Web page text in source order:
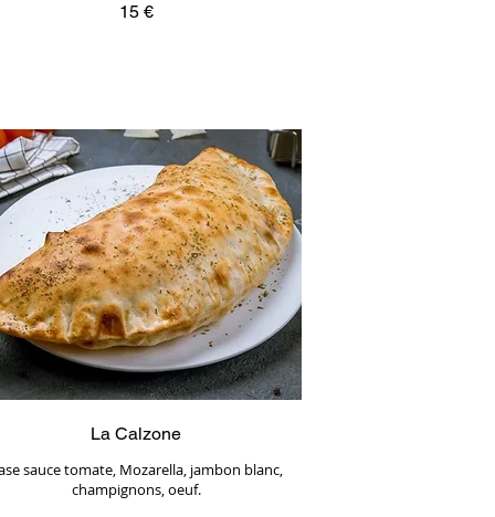
15 €
La Calzone
sauce tomate, Mozarella, jambon blanc,
champignons, oeuf.